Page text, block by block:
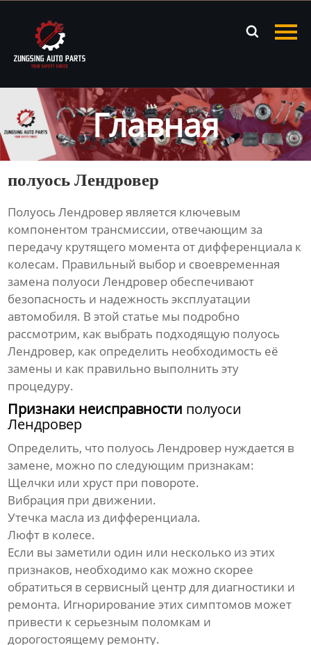

Продукция
Новости
О нас
Контакты
Главная
полуось Лендровер
Полуось Лендроверявляется ключевым
компонентом трансмиссии, отвечающим за
передачу крутящего момента от дифференциала к
колесам. Правильный выбор и своевременная
замена полуоси Лендровер обеспечивают
безопасность и надежность эксплуатации
автомобиля. В этой статье мы подробно
рассмотрим, как выбрать подходящую полуось
Лендровер, как определить необходимость её
замены и как правильно выполнить эту
процедуру.
Признаки неисправности полуоси
Лендровер
Определить, что полуось Лендровер нуждается в
замене, можно по следующим признакам:
Щелчки или хруст при повороте.
Вибрация при движении.
Утечка масла из дифференциала.
Люфт в колесе.
Если вы заметили один или несколько из этих
признаков, необходимо как можно скорее
обратиться в сервисный центр для диагностики и
ремонта. Игнорирование этих симптомов может
привести к серьезным поломкам и
дорогостоящему ремонту.